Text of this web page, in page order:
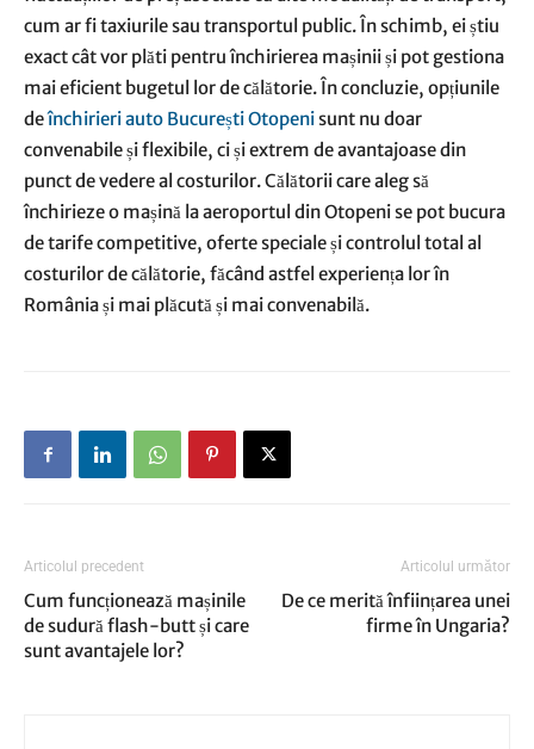
cum ar fi taxiurile sau transportul public. În schimb, ei știu
exact cât vor plăti pentru închirierea mașinii și pot gestiona
mai eficient bugetul lor de călătorie. În concluzie, opțiunile
deînchirieri auto București Otopenisunt nu doar
convenabile și flexibile, ci și extrem de avantajoase din
punct de vedere al costurilor. Călătorii care aleg să
închirieze o mașină la aeroportul din Otopeni se pot bucura
de tarife competitive, oferte speciale și controlul total al
costurilor de călătorie, făcând astfel experiența lor în
România și mai plăcută și mai convenabilă.
Articolul precedent
Cum funcționează mașinile
de sudură flash-butt și care
sunt avantajele lor?
Articolul următor
De ce merită înființarea unei
firme în Ungaria?